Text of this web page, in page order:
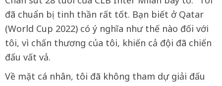
đã chuẩn bị tinh thần rất tốt. Bạn biết ở Qatar
(World Cup 2022) có ý nghĩa như thế nào đối với
tôi, vì chấn thương của tôi, khiến cả đội đã chiến
đấu vất vả.
Về mặt cá nhân, tôi đã không tham dự giải đấu